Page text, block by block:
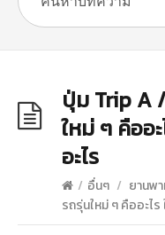
ปุ่ม Trip A
ใหม่ ๆ คืออ
อะไร
/ อื่นๆ / ยานพ
รถรุ่นใหม่ ๆ คืออะไร